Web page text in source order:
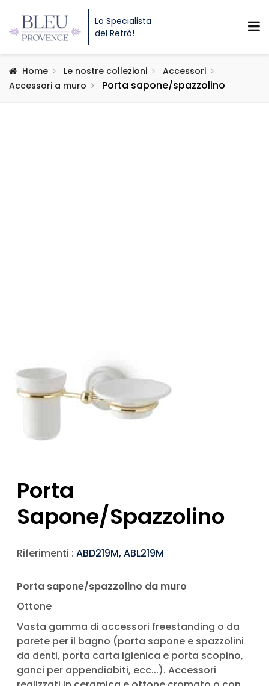
Lo Specialista
del Retrò!
Home Le nostre collezioni
Accessori
Accessori a muro
Porta sapone/spazzolino
Porta
Sapone/spazzolino
Riferimenti : ABD219M, ABL219M
Porta sapone/spazzolino da muro
Ottone
Vasta gamma di accessori freestanding o da
parete per il bagno (porta sapone e spazzolini
da denti, porta carta igienica e porta scopino,
ganci per appendiabiti, ecc...). Accessori